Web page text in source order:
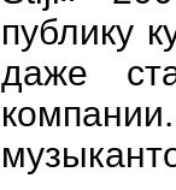
публику
даже